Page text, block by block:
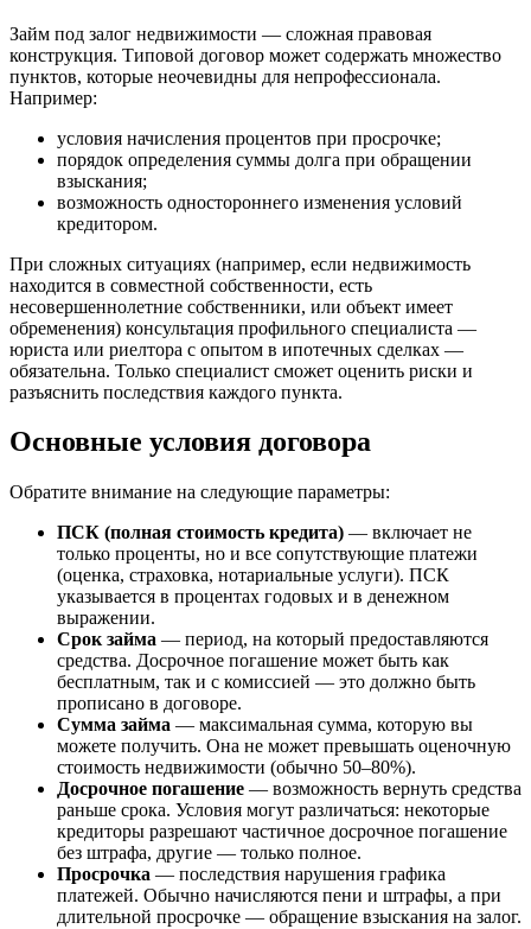
Займ под залог недвижимости — сложная правовая
конструкция. Типовой договор может содержать множество
пунктов, которые неочевидны для непрофессионала.
Например:
условия начисления процентов при просрочке;
порядок определения суммы долга при обращении
взыскания;
возможность одностороннего изменения условий
кредитором.
При сложных ситуациях (например, если недвижимость
находится в совместной собственности, есть
несовершеннолетние собственники, или объект имеет
обременения) консультация профильного специалиста —
юриста или риелтора с опытом в ипотечных сделках —
обязательна. Только специалист сможет оценить риски и
разъяснить последствия каждого пункта.
Основные условия договора
Обратите внимание на следующие параметры:
ПСК (полная стоимость кредита) — включает не
только проценты, но и все сопутствующие платежи
(оценка, страховка, нотариальные услуги). ПСК
указывается в процентах годовых и в денежном
выражении.
Срок займа — период, на который предоставляются
средства. Досрочное погашение может быть как
бесплатным, так и с комиссией — это должно быть
прописано в договоре.
Сумма займа — максимальная сумма, которую вы
можете получить. Она не может превышать оценочную
стоимость недвижимости (обычно 50–80%).
Досрочное погашение — возможность вернуть средства
раньше срока. Условия могут различаться: некоторые
кредиторы разрешают частичное досрочное погашение
без штрафа, другие — только полное.
Просрочка — последствия нарушения графика
платежей. Обычно начисляются пени и штрафы, а при
длительной просрочке — обращение взыскания на залог.